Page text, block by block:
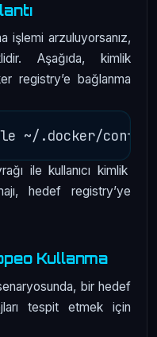
işlemi arzuluyorsanız,
Aşağıda, kimlik
registry’e bağlanma
ile kullanıcı kimlik
hedef registry’ye
Kullanma
bir hedef
tespit etmek için